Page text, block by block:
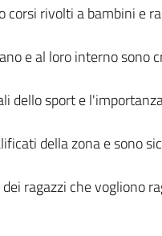
rivolti a bambini e
e al loro interno sono
dello sport e
della zona e sono
ragazzi che vogliono